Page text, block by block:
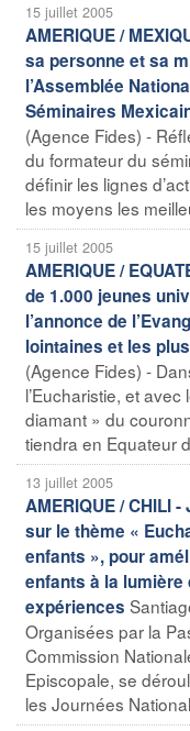
15 juillet 2005
AMERIQUE /
sa personne et sa
l’Assemblée
Séminaires
(Agence Fides) -
du formateur du
définir les lignes
les moyens les
15 juillet 2005
AMERIQUE /
de 1.000 jeunes
l’annonce de
lointaines et les
(Agence Fides) -
l’Eucharistie, et
diamant » du
tiendra en Equateur
13 juillet 2005
AMERIQUE / CHILI
sur le thème «
enfants », pour
enfants à la
expériences
Organisées par la
Commission
Episcopale, se
les Journées